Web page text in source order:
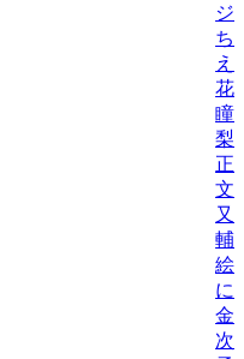
ジ
ち
え
花
瞳/
梨
正
文
又
輔/
絵
に
金
次/